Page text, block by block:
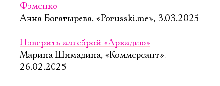
Фоменко
Анна Богатырева, «Porusski.me», 3.03.2025
Поверить алгеброй «Аркадию»
Марина Шимадина, «Коммерсант»,
26.02.2025